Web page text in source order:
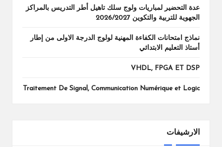
عدة التحضير لمباريات ولوج سلك تاهيل أطر التدريس بالمراكز
الجهوية للتربية والتكوين 2026/2027
نماذج امتحانات الكفاءة المهنية لولوج الدرجة الاولى من إطار
أستاذ التعليم الابتدائي
VHDL, FPGA ET DSP
Traitement De Signal, Communication Numérique et Logic
الارشيفات